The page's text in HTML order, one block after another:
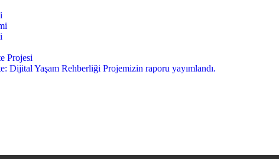
Projesi
Dijital Yaşam Rehberliği Projemizin raporu yayımlandı.